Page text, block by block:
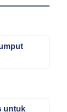
untuk